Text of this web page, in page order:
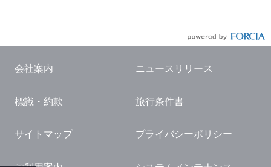
国内観光ガイド
旅行・観光情報
会社案内 ニュースリリース
標識・約款 旅行条件書
サイトマップ プライバシーポリシー